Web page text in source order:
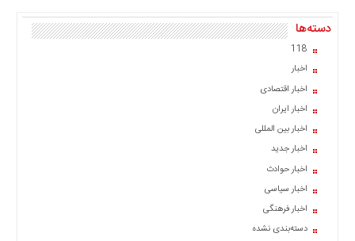
اخبار
اقتصادی
اقتصادی
دسته‌ها
118
اخبار
اخبار اقتصادی
اخبار ایران
اخبار بین المللی
اخبار جدید
اخبار حوادث
اخبار سیاسی
اخبار فرهنگی
دسته‌بندی نشده